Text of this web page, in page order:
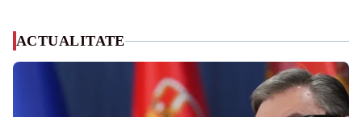
ACTUALITATE